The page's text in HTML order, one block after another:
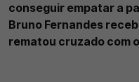
conseguir empatar a
Bruno Fernandes
rematou cruzado com